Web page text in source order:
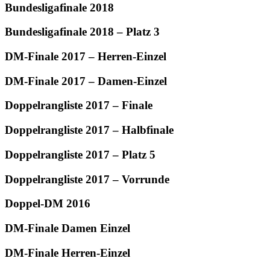
Bundesligafinale 2018
Bundesligafinale 2018 – Platz 3
DM-Finale 2017 – Herren-Einzel
DM-Finale 2017 – Damen-Einzel
Doppelrangliste 2017 – Finale
Doppelrangliste 2017 – Halbfinale
Doppelrangliste 2017 – Platz 5
Doppelrangliste 2017 – Vorrunde
Doppel-DM 2016
DM-Finale Damen Einzel
DM-Finale Herren-Einzel